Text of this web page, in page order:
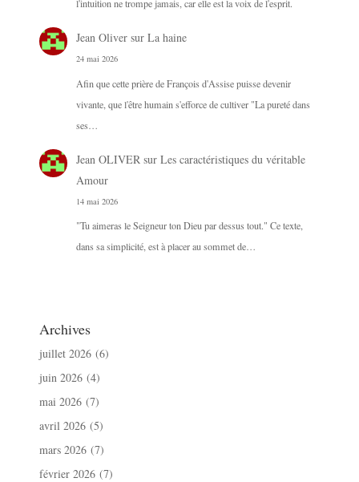
l'intuition ne trompe jamais, car elle est la voix de l'esprit.
Jean Oliversur La haine
24 mai 2026
Afin que cette prière de François d'Assise puisse devenir
vivante, que l'être humain s'efforce de cultiver "La pureté dans
ses…
Jean OLIVERsur Les caractéristiques du véritable
Amour
14 mai 2026
"Tu aimeras le Seigneur ton Dieu par dessus tout." Ce texte,
dans sa simplicité, est à placer au sommet de…
Archives
juillet 2026 (6)
juin 2026 (4)
mai 2026 (7)
avril 2026 (5)
mars 2026 (7)
février 2026 (7)